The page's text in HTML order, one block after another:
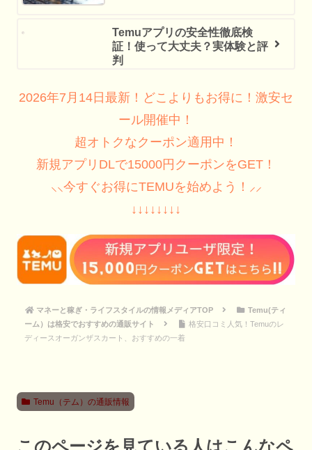
Temuアプリの安全性徹底検
証！使って大丈夫？実体験と評
判
2026年7月14日最新！どこよりもお得に！激安セ
ール開催中！
超オトクなクーポン適用中！
新規アプリDLで15000円クーポンをGET！
⸜⸜今すぐお得にTEMUを始めよう！⸝⸝
↓↓↓↓↓↓↓↓
マネーと稼ぎ・ライフスタイルの情報メディアTOP
Temu(ティ
ーム）は格安でおすすめの通販サイト
格安口コミ人気！Temuのレ
ディースオーガンザスカート、おすすめの一着
Temu（テム）の通販情報
このページを見ている人はこんなペ